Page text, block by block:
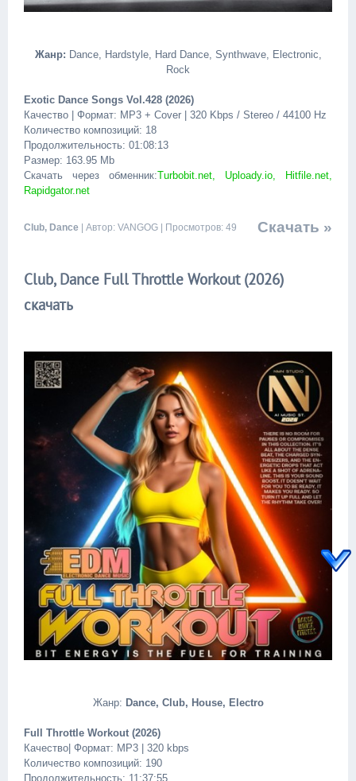
Жанр: Dance, Hardstyle, Hard Dance, Synthwave, Electronic,
Rock
Exotic Dance Songs Vol.428 (2026)
Качество | Формат: MP3 + Cover | 320 Kbps / Stereo / 44100 Hz
Количество композиций: 18
Продолжительность: 01:08:13
Размер: 163.95 Mb
Скачать через обменник:Turbobit.net, Uploady.io, Hitfile.net,
Rapidgator.net
Скачать »
Club, Dance | Автор: VANGOG | Просмотров: 49
Club, Dance Full Throttle Workout (2026)
скачать
Жанр: Dance, Club, House, Electro
Full Throttle Workout (2026)
Качество| Формат: MP3 | 320 kbps
Количество композиций: 190
Продолжительность: 11:37:55